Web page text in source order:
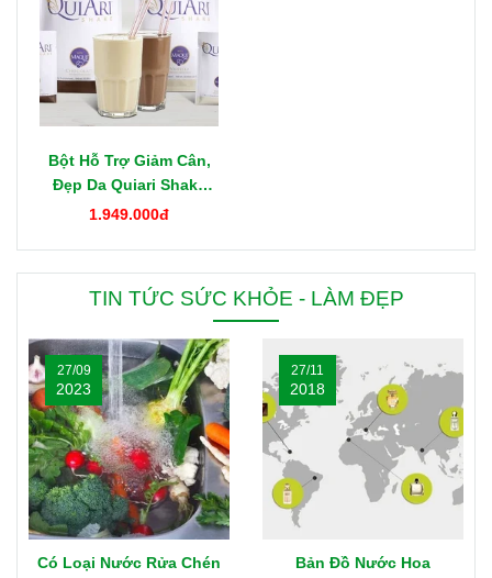
Bột Hỗ Trợ Giảm Cân,
Đẹp Da Quiari Shake
1000g Mỹ
1.949.000đ
TIN TỨC SỨC KHỎE - LÀM ĐẸP
Có Loại Nước Rửa Chén
27/09
2023
Bản Đồ Nước Hoa
27/11
2018